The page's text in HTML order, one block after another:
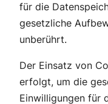
für die
gesetzliche
unberührt.
Der Einsatz von
erfolgt, um die
Einwilligungen für